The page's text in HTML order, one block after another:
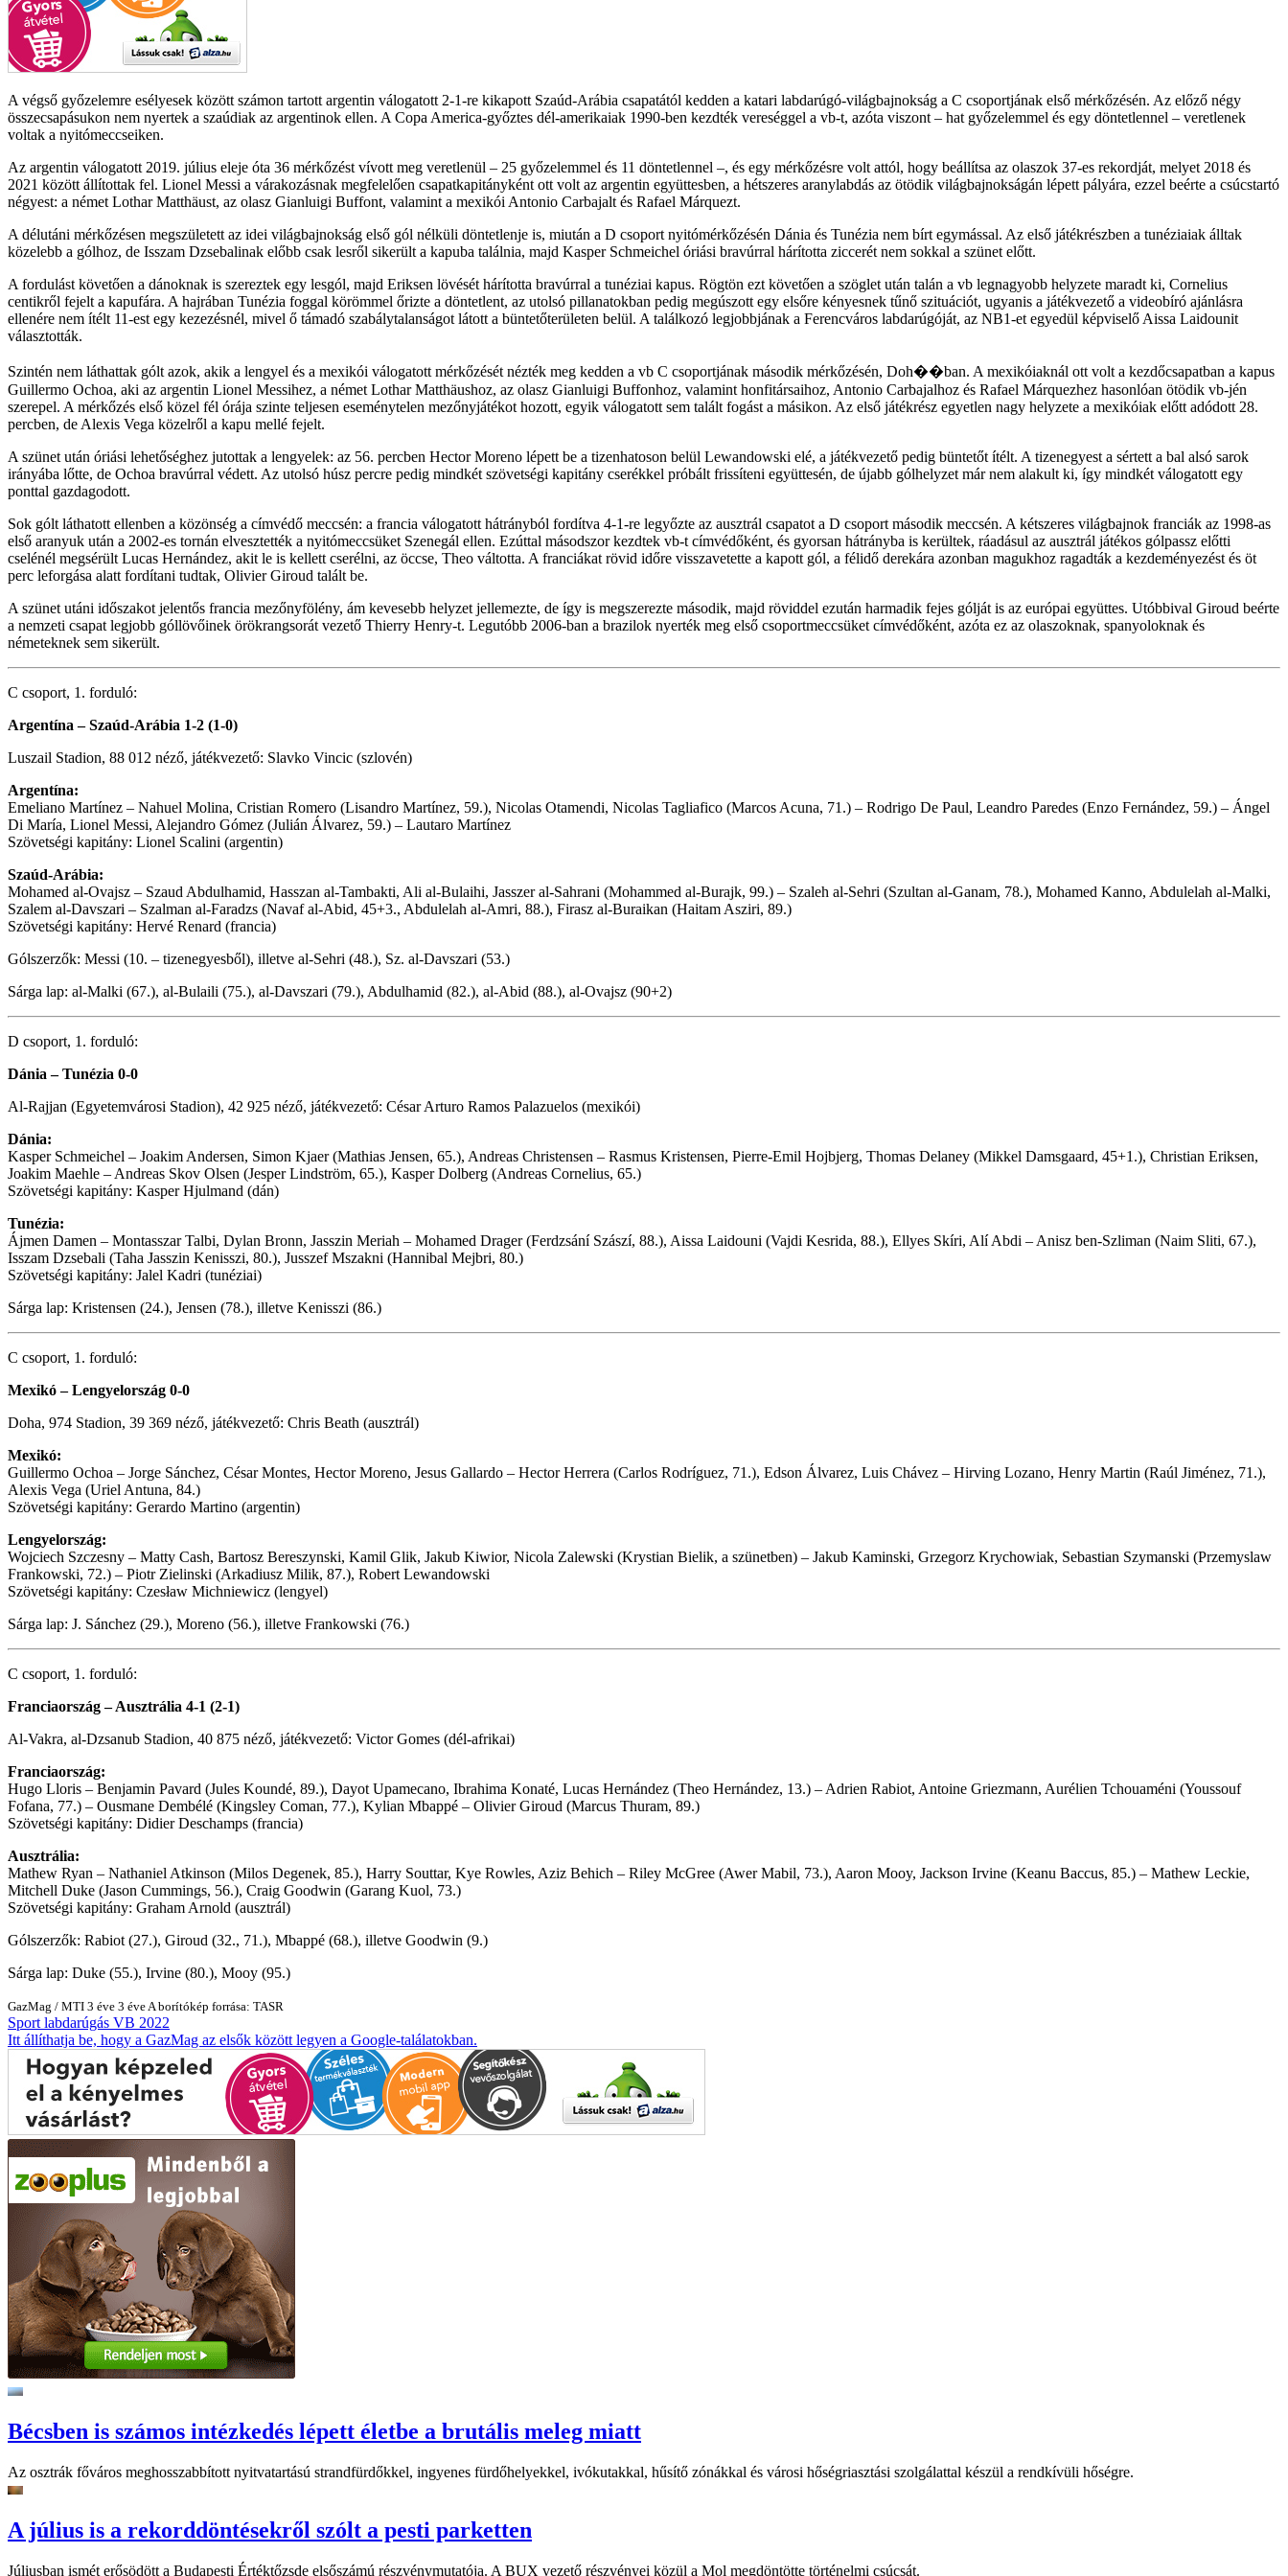
A végső győzelemre esélyesek között számon tartott argentin válogatott 2-1-re kikapott Szaúd-Arábia csapatától kedden a katari labdarúgó-világbajnokság a C csoportjának első mérkőzésén. Az előző négy
összecsapásukon nem nyertek a szaúdiak az argentinok ellen. A Copa America-győztes dél-amerikaiak 1990-ben kezdték vereséggel a vb-t, azóta viszont – hat győzelemmel és egy döntetlennel – veretlenek
voltak a nyitómeccseiken.
Az argentin válogatott 2019. július eleje óta 36 mérkőzést vívott meg veretlenül – 25 győzelemmel és 11 döntetlennel –, és egy mérkőzésre volt attól, hogy beállítsa az olaszok 37-es rekordját, melyet 2018 és
2021 között állítottak fel. Lionel Messi a várakozásnak megfelelően csapatkapitányként ott volt az argentin együttesben, a hétszeres aranylabdás az ötödik világbajnokságán lépett pályára, ezzel beérte a csúcstartó
négyest: a német Lothar Matthäust, az olasz Gianluigi Buffont, valamint a mexikói Antonio Carbajalt és Rafael Márquezt.
A délutáni mérkőzésen megszületett az idei világbajnokság első gól nélküli döntetlenje is, miután a D csoport nyitómérkőzésén Dánia és Tunézia nem bírt egymással. Az első játékrészben a tunéziaiak álltak
közelebb a gólhoz, de Isszam Dzsebalinak előbb csak lesről sikerült a kapuba találnia, majd Kasper Schmeichel óriási bravúrral hárította ziccerét nem sokkal a szünet előtt.
A fordulást követően a dánoknak is szereztek egy lesgól, majd Eriksen lövését hárította bravúrral a tunéziai kapus. Rögtön ezt követően a szöglet után talán a vb legnagyobb helyzete maradt ki, Cornelius
centikről fejelt a kapufára. A hajrában Tunézia foggal körömmel őrizte a döntetlent, az utolsó pillanatokban pedig megúszott egy elsőre kényesnek tűnő szituációt, ugyanis a játékvezető a videobíró ajánlásra
ellenére nem ítélt 11-est egy kezezésnél, mivel ő támadó szabálytalanságot látott a büntetőterületen belül. A találkozó legjobbjának a Ferencváros labdarúgóját, az NB1-et egyedül képviselő Aissa Laidounit
választották.
Szintén nem láthattak gólt azok, akik a lengyel és a mexikói válogatott mérkőzését nézték meg kedden a vb C csoportjának második mérkőzésén, Doh��ban. A mexikóiaknál ott volt a kezdőcsapatban a kapus
Guillermo Ochoa, aki az argentin Lionel Messihez, a német Lothar Matthäushoz, az olasz Gianluigi Buffonhoz, valamint honfitársaihoz, Antonio Carbajalhoz és Rafael Márquezhez hasonlóan ötödik vb-jén
szerepel. A mérkőzés első közel fél órája szinte teljesen eseménytelen mezőnyjátékot hozott, egyik válogatott sem talált fogást a másikon. Az első játékrész egyetlen nagy helyzete a mexikóiak előtt adódott 28.
percben, de Alexis Vega közelről a kapu mellé fejelt.
A szünet után óriási lehetőséghez jutottak a lengyelek: az 56. percben Hector Moreno lépett be a tizenhatoson belül Lewandowski elé, a játékvezető pedig büntetőt ítélt. A tizenegyest a sértett a bal alsó sarok
irányába lőtte, de Ochoa bravúrral védett. Az utolsó húsz percre pedig mindkét szövetségi kapitány cserékkel próbált frissíteni együttesén, de újabb gólhelyzet már nem alakult ki, így mindkét válogatott egy
ponttal gazdagodott.
Sok gólt láthatott ellenben a közönség a címvédő meccsén: a francia válogatott hátrányból fordítva 4-1-re legyőzte az ausztrál csapatot a D csoport második meccsén. A kétszeres világbajnok franciák az 1998-as
első aranyuk után a 2002-es tornán elvesztették a nyitómeccsüket Szenegál ellen. Ezúttal másodszor kezdtek vb-t címvédőként, és gyorsan hátrányba is kerültek, ráadásul az ausztrál játékos gólpassz előtti
cselénél megsérült Lucas Hernández, akit le is kellett cserélni, az öccse, Theo váltotta. A franciákat rövid időre visszavetette a kapott gól, a félidő derekára azonban magukhoz ragadták a kezdeményezést és öt
perc leforgása alatt fordítani tudtak, Olivier Giroud talált be.
A szünet utáni időszakot jelentős francia mezőnyfölény, ám kevesebb helyzet jellemezte, de így is megszerezte második, majd röviddel ezután harmadik fejes gólját is az európai együttes. Utóbbival Giroud beérte
a nemzeti csapat legjobb góllövőinek örökrangsorát vezető Thierry Henry-t. Legutóbb 2006-ban a brazilok nyerték meg első csoportmeccsüket címvédőként, azóta ez az olaszoknak, spanyoloknak és
németeknek sem sikerült.
C csoport, 1. forduló:
Argentína – Szaúd-Arábia 1-2 (1-0)
Luszail Stadion, 88 012 néző, játékvezető: Slavko Vincic (szlovén)
Argentína:
Emeliano Martínez – Nahuel Molina, Cristian Romero (Lisandro Martínez, 59.), Nicolas Otamendi, Nicolas Tagliafico (Marcos Acuna, 71.) – Rodrigo De Paul, Leandro Paredes (Enzo Fernández, 59.) – Ángel
Di María, Lionel Messi, Alejandro Gómez (Julián Álvarez, 59.) – Lautaro Martínez
Szövetségi kapitány: Lionel Scalini (argentin)
Szaúd-Arábia:
Mohamed al-Ovajsz – Szaud Abdulhamid, Hasszan al-Tambakti, Ali al-Bulaihi, Jasszer al-Sahrani (Mohammed al-Burajk, 99.) – Szaleh al-Sehri (Szultan al-Ganam, 78.), Mohamed Kanno, Abdulelah al-Malki,
Szalem al-Davszari – Szalman al-Faradzs (Navaf al-Abid, 45+3., Abdulelah al-Amri, 88.), Firasz al-Buraikan (Haitam Asziri, 89.)
Szövetségi kapitány: Hervé Renard (francia)
Gólszerzők: Messi (10. – tizenegyesből), illetve al-Sehri (48.), Sz. al-Davszari (53.)
Sárga lap: al-Malki (67.), al-Bulaili (75.), al-Davszari (79.), Abdulhamid (82.), al-Abid (88.), al-Ovajsz (90+2)
D csoport, 1. forduló:
Dánia – Tunézia 0-0
Al-Rajjan (Egyetemvárosi Stadion), 42 925 néző, játékvezető: César Arturo Ramos Palazuelos (mexikói)
Dánia:
Kasper Schmeichel – Joakim Andersen, Simon Kjaer (Mathias Jensen, 65.), Andreas Christensen – Rasmus Kristensen, Pierre-Emil Hojbjerg, Thomas Delaney (Mikkel Damsgaard, 45+1.), Christian Eriksen,
Joakim Maehle – Andreas Skov Olsen (Jesper Lindström, 65.), Kasper Dolberg (Andreas Cornelius, 65.)
Szövetségi kapitány: Kasper Hjulmand (dán)
Tunézia:
Ájmen Damen – Montasszar Talbi, Dylan Bronn, Jasszin Meriah – Mohamed Drager (Ferdzsání Szászí, 88.), Aissa Laidouni (Vajdi Kesrida, 88.), Ellyes Skíri, Alí Abdi – Anisz ben-Szliman (Naim Sliti, 67.),
Isszam Dzsebali (Taha Jasszin Kenisszi, 80.), Jusszef Mszakni (Hannibal Mejbri, 80.)
Szövetségi kapitány: Jalel Kadri (tunéziai)
Sárga lap: Kristensen (24.), Jensen (78.), illetve Kenisszi (86.)
C csoport, 1. forduló:
Mexikó – Lengyelország 0-0
Doha, 974 Stadion, 39 369 néző, játékvezető: Chris Beath (ausztrál)
Mexikó:
Guillermo Ochoa – Jorge Sánchez, César Montes, Hector Moreno, Jesus Gallardo – Hector Herrera (Carlos Rodríguez, 71.), Edson Álvarez, Luis Chávez – Hirving Lozano, Henry Martin (Raúl Jiménez, 71.),
Alexis Vega (Uriel Antuna, 84.)
Szövetségi kapitány: Gerardo Martino (argentin)
Lengyelország:
Wojciech Szczesny – Matty Cash, Bartosz Bereszynski, Kamil Glik, Jakub Kiwior, Nicola Zalewski (Krystian Bielik, a szünetben) – Jakub Kaminski, Grzegorz Krychowiak, Sebastian Szymanski (Przemyslaw
Frankowski, 72.) – Piotr Zielinski (Arkadiusz Milik, 87.), Robert Lewandowski
Szövetségi kapitány: Czesław Michniewicz (lengyel)
Sárga lap: J. Sánchez (29.), Moreno (56.), illetve Frankowski (76.)
C csoport, 1. forduló:
Franciaország – Ausztrália 4-1 (2-1)
Al-Vakra, al-Dzsanub Stadion, 40 875 néző, játékvezető: Victor Gomes (dél-afrikai)
Franciaország:
Hugo Lloris – Benjamin Pavard (Jules Koundé, 89.), Dayot Upamecano, Ibrahima Konaté, Lucas Hernández (Theo Hernández, 13.) – Adrien Rabiot, Antoine Griezmann, Aurélien Tchouaméni (Youssouf
Fofana, 77.) – Ousmane Dembélé (Kingsley Coman, 77.), Kylian Mbappé – Olivier Giroud (Marcus Thuram, 89.)
Szövetségi kapitány: Didier Deschamps (francia)
Ausztrália:
Mathew Ryan – Nathaniel Atkinson (Milos Degenek, 85.), Harry Souttar, Kye Rowles, Aziz Behich – Riley McGree (Awer Mabil, 73.), Aaron Mooy, Jackson Irvine (Keanu Baccus, 85.) – Mathew Leckie,
Mitchell Duke (Jason Cummings, 56.), Craig Goodwin (Garang Kuol, 73.)
Szövetségi kapitány: Graham Arnold (ausztrál)
Gólszerzők: Rabiot (27.), Giroud (32., 71.), Mbappé (68.), illetve Goodwin (9.)
Sárga lap: Duke (55.), Irvine (80.), Mooy (95.)
GazMag / MTI 3 éve 3 éve A borítókép forrása: TASR
Sport labdarúgás VB 2022
Itt állíthatja be, hogy a GazMag az elsők között legyen a Google-találatokban.
Bécsben is számos intézkedés lépett életbe a brutális meleg miatt
Az osztrák főváros meghosszabbított nyitvatartású strandfürdőkkel, ingyenes fürdőhelyekkel, ivókutakkal, hűsítő zónákkal és városi hőségriasztási szolgálattal készül a rendkívüli hőségre.
A július is a rekorddöntésekről szólt a pesti parketten
Júliusban ismét erősödött a Budapesti Értéktőzsde elsőszámú részvénymutatója. A BUX vezető részvényei közül a Mol megdöntötte történelmi csúcsát.